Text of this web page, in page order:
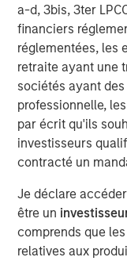
a-d, 3bis, 3ter
financiers
réglementées, les
retraite ayant une
sociétés ayant
professionnelle,
par écrit qu'ils
investisseurs
contracté un
Je déclare
être un
comprends que
relatives aux
Information as a
Continuous
achieving
Receiving
information
forecaster.
We discuss
improvement,